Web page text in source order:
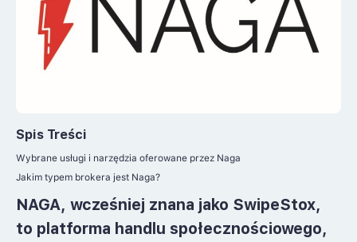
Spis Treści
Wybrane usługi i narzędzia oferowane przez Naga
Jakim typem brokera jest Naga?
NAGA, wcześniej znana jako SwipeStox,
to platforma handlu społecznościowego,